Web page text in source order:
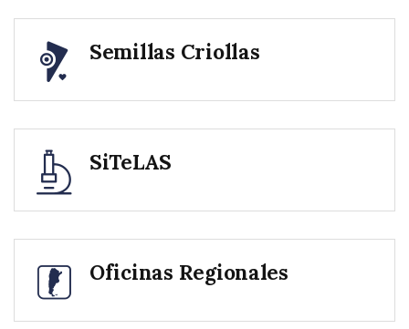
Semillas Criollas
SiTeLAS
Oficinas Regionales